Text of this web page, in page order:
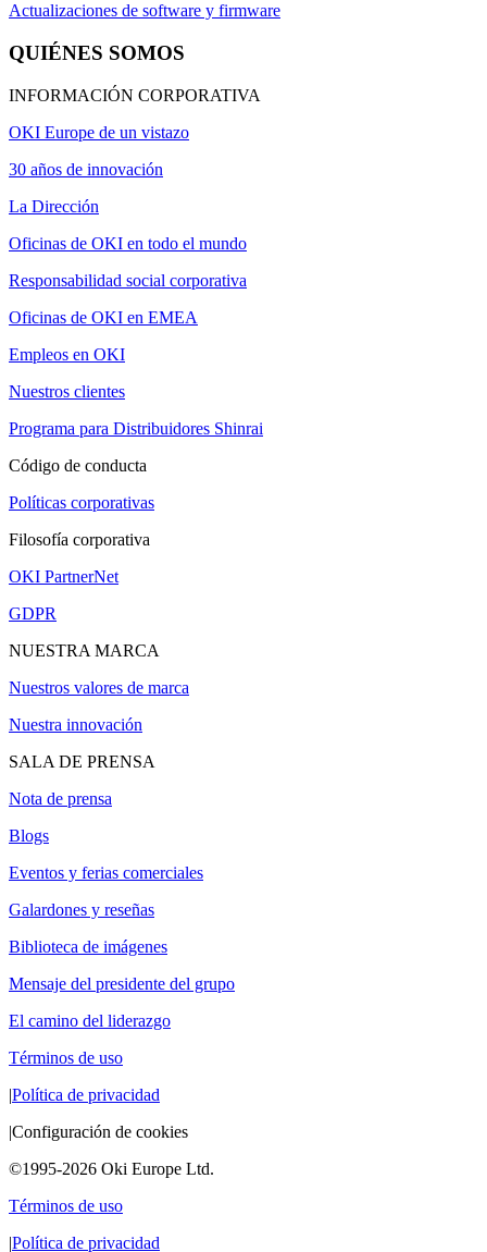
Actualizaciones de software y firmware
QUIÉNES SOMOS
INFORMACIÓN CORPORATIVA
OKI Europe de un vistazo
30 años de innovación
La Dirección
Oficinas de OKI en todo el mundo
Responsabilidad social corporativa
Oficinas de OKI en EMEA
Empleos en OKI
Nuestros clientes
Programa para Distribuidores Shinrai
Código de conducta
Políticas corporativas
Filosofía corporativa
OKI PartnerNet
GDPR
NUESTRA MARCA
Nuestros valores de marca
Nuestra innovación
SALA DE PRENSA
Nota de prensa
Blogs
Eventos y ferias comerciales
Galardones y reseñas
Biblioteca de imágenes
Mensaje del presidente del grupo
El camino del liderazgo
Términos de uso
|Política de privacidad
|Configuración de cookies
©1995-2026 Oki Europe Ltd.
Términos de uso
|Política de privacidad